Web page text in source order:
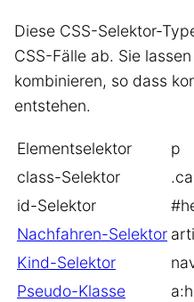
Diese CSS-Selektor-
CSS-Fälle ab. Sie
kombinieren, so dass
entstehen.
Elementselektor
p
class-Selektor
id-Selektor
Nachfahren-Selektor
Kind-Selektor
Pseudo-Klasse